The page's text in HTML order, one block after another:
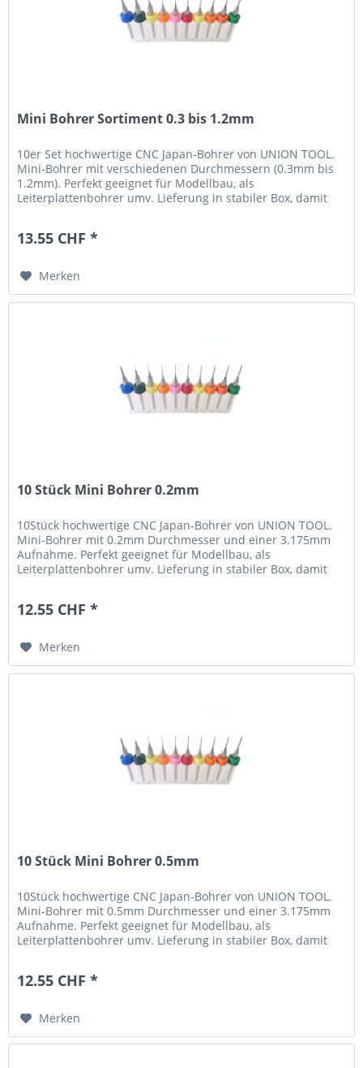
Mini Bohrer Sortiment 0.3 bis 1.2mm
10er Set hochwertige CNC Japan-Bohrer von UNION TOOL.
Mini-Bohrer mit verschiedenen Durchmessern (0.3mm bis
1.2mm). Perfekt geeignet für Modellbau, als
Leiterplattenbohrer umv. Lieferung in stabiler Box, damit
13.55 CHF *
Merken
10 Stück Mini Bohrer 0.2mm
10Stück hochwertige CNC Japan-Bohrer von UNION TOOL.
Mini-Bohrer mit 0.2mm Durchmesser und einer 3.175mm
Aufnahme. Perfekt geeignet für Modellbau, als
Leiterplattenbohrer umv. Lieferung in stabiler Box, damit
12.55 CHF *
Merken
10 Stück Mini Bohrer 0.5mm
10Stück hochwertige CNC Japan-Bohrer von UNION TOOL.
Mini-Bohrer mit 0.5mm Durchmesser und einer 3.175mm
Aufnahme. Perfekt geeignet für Modellbau, als
Leiterplattenbohrer umv. Lieferung in stabiler Box, damit
12.55 CHF *
Merken